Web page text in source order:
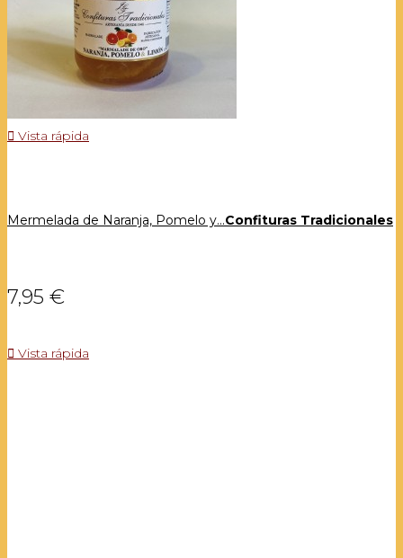
 Vista rápida
Mermelada de Naranja, Pomelo y...Confituras Tradicionales
7,95 €
 Vista rápida